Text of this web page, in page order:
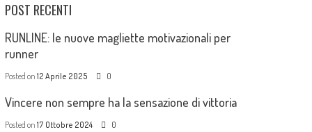
POST RECENTI
RUNLINE: le nuove magliette motivazionali per
runner
Posted on 12 Aprile 2025 0
Vincere non sempre ha la sensazione di vittoria
Posted on 17 Ottobre 2024 0